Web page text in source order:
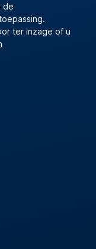
de
ter inzage of u